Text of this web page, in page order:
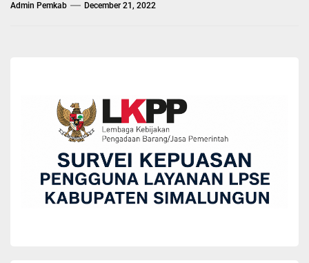
Admin Pemkab December 21, 2022